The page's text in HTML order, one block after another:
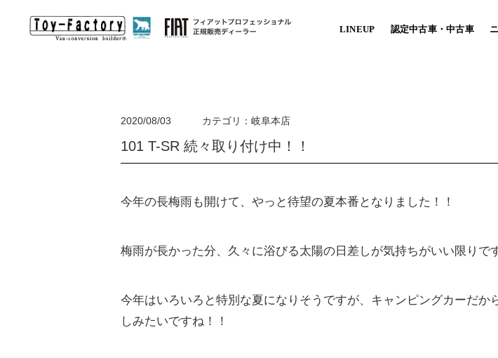
LINEUP
輸入車キャンピングカ
ー
(自治体/法人向
認定中古車・中古車
欧州が誇るモーターホーム・キャンピングトレーラーを
日本へ。オリジナルDUCATOキャンパー始動！
バンライフを手軽に楽しめるエントリーモデル。
ハイエースをベースに自由なレイアウトを実現！
2020/08/03 カテゴリ：岐阜本店
101 T-SR 続々取り付け中！！
今年の長梅雨も開けて、やっと待望の夏本番となりました！！
梅雨が長かった分、久々に浴びる太陽の日差しが気持ちがいい限りで
今年はいろいろと特別な夏になりそうですが、キャンピングカーだか
しみたいですね！！